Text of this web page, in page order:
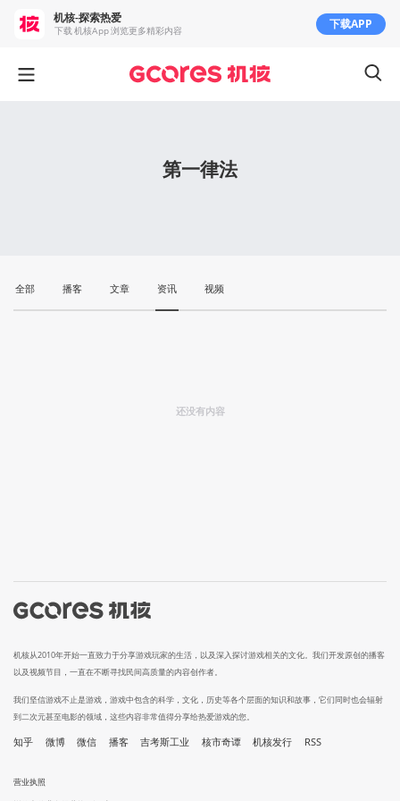
第一律法
全部 播客 文章 资讯 视频
还没有内容
机核从2010年开始一直致力于分享游戏玩家的生活，以及深入探讨游戏相关的文化。我们开发原创的播客
以及视频节目，一直在不断寻找民间高质量的内容创作者。
我们坚信游戏不止是游戏，游戏中包含的科学，文化，历史等各个层面的知识和故事，它们同时也会辐射
到二次元甚至电影的领域，这些内容非常值得分享给热爱游戏的您。
知乎 微博 微信 播客 吉考斯工业 核市奇谭 机核发行 RSS
营业执照
机核-探索热爱
下载 机核App 浏览更多精彩内容 下载APP